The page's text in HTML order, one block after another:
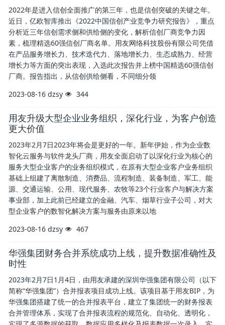
2022年是进入信创全面推广的第三年，也是信创突破的关键之年。
近日，亿欧智库推出《2022中国信创产业竞争力研究报告》，重点
分析近三年信创需求侧和供给侧的变化，解析信创厂商竞争力因
素，梳理精选60强信创厂商名单。用友网络科技股份有限公司凭借
在产品服务增长力、技术迭代力、落地增长力、生态成熟力、经营
增长力等方面的突出表现，入选此次报告并上榜中国精选60强信创
厂商。报告指出，从信创供给侧看，不同细分领
2023-08-16 dzsy 344
用友升级大型企业业务组织，深化行业，为客户创造
更大价值
2023年2月7日2023年将会是更好的一年。新年伊始，作为企业数
智化云服务与软件龙头厂商，用友全面启动了以深化行业为核心的
服务大型企业客户的业务组织模式，在原有大型企业客户业务组织
基础上组建了离散制造、消费品、流程制造、装备制造、军工、能
源、交通运输、公用、现代服务、农牧等23个行业客户与解决方案
事业部，加上此前已经建立的金融、汽车、烟草行业子公司，对大
型企业客户的数智化解决方案与服务由原来以地
2023-08-16 dzsy 467
华强集团财务合并系统成功上线，提升数据准确性及
时性
2023年2月7日1月4日，由用友承建的深圳华强集团有限公司（以下
简称“华强集团”）合并报表项目成功上线。该项目基于用友BIP，为
华强集团搭建了统一的合并报表平台，建立了集团统一的财务报表
合并管理体系，实现了合并报表流程的规范化、自动化、透明化，